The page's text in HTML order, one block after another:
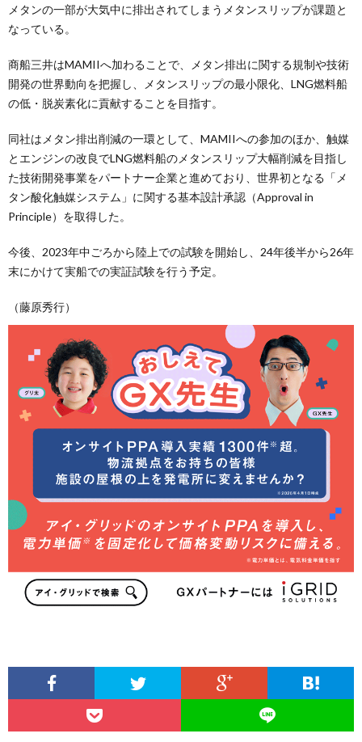
メタンの一部が大気中に排出されてしまうメタンスリップが課題と
なっている。
商船三井はMAMIIへ加わることで、メタン排出に関する規制や技術
開発の世界動向を把握し、メタンスリップの最小限化、LNG燃料船
の低・脱炭素化に貢献することを目指す。
同社はメタン排出削減の一環として、MAMIIへの参加のほか、触媒
とエンジンの改良でLNG燃料船のメタンスリップ大幅削減を目指し
た技術開発事業をパートナー企業と進めており、世界初となる「メ
タン酸化触媒システム」に関する基本設計承認（Approval in
Principle）を取得した。
今後、2023年中ごろから陸上での試験を開始し、24年後半から26年
末にかけて実船での実証試験を行う予定。
（藤原秀行）